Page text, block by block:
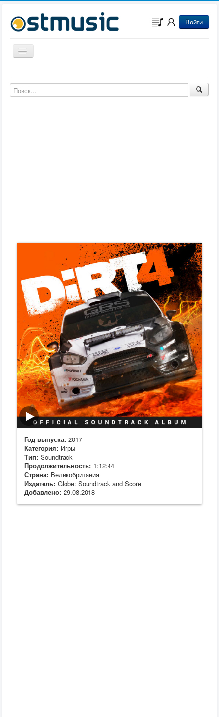
Войти
Включить/выключить навигацию
Музыка из мультфильмов
Музыка из сериалов
Год выпуска: 2017
Категория: Игры
Тип: Soundtrack
Продолжительность: 1:12:44
Страна: Великобритания
Издатель: Globe: Soundtrack and Score
Добавлено: 29.08.2018